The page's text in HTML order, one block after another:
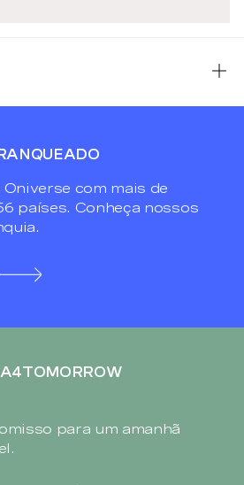
com mais de
países. Conheça nossos
para um amanhã